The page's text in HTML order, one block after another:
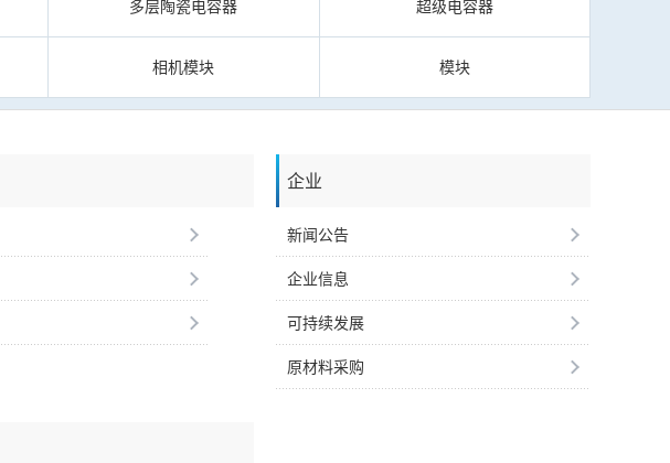
多层陶瓷电容器 超级电容器
相机模块 模块
企业
新闻公告
企业信息
可持续发展
原材料采购